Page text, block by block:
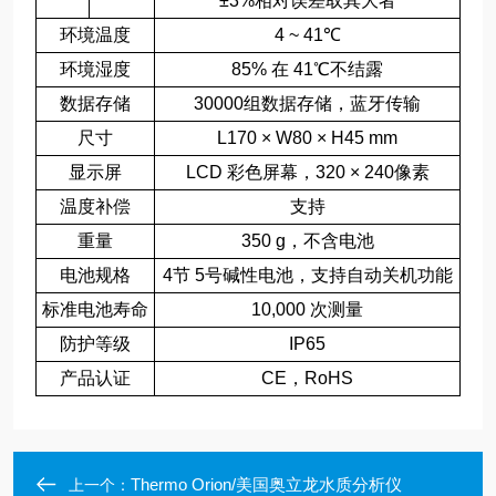
环境温度
4 ~ 41℃
环境湿度
85% 在 41℃不结露
数据存储
30000组数据存储，蓝牙传输
尺寸
L170 × W80 × H45 mm
显示屏
LCD 彩色屏幕，320 × 240像素
温度补偿
支持
重量
350 g，不含电池
电池规格
4节 5号碱性电池，支持自动关机功能
标准电池寿命
10,000 次测量
防护等级
IP65
产品认证
CE，RoHS
上一个： Thermo Orion/美国奥立龙水质分析仪